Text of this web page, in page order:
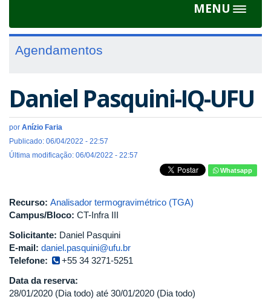
MENU
Toggle
Agendamentos
Daniel Pasquini-IQ-UFU
por Anízio Faria
Publicado: 06/04/2022 - 22:57
Última modificação: 06/04/2022 - 22:57
Whatsapp
Recurso: Analisador termogravimétrico (TGA)
Campus/Bloco: CT-Infra III
Solicitante: Daniel Pasquini
E-mail: daniel.pasquini@ufu.br
Telefone:
+55 34 3271-5251
Data da reserva:
28/01/2020 (Dia todo) até 30/01/2020 (Dia todo)